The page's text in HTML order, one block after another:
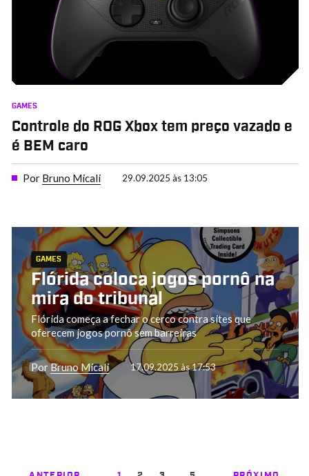
GAMES
Controle do ROG Xbox tem preço vazado e
é BEM caro
Por Bruno Micali 29.09.2025 às 13:05
GAMES
Flórida coloca jogos pornô na
mira do tribunal
Flórida começa a fechar o cerco contra sites que
oferecem jogos pornô sem barreiras
PorBruno Micali 17.09.2025 às 17:53